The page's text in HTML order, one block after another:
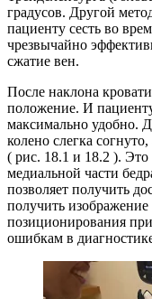
градусов. Другой
пациенту сесть во
чрезвычайно
сжатие вен.
После наклона
положение. И
максимально удобно.
колено слегка
( рис. 18.1 и 18.2 ).
медиальной части
позволяет получить
получить
позиционирования
ошибкам в